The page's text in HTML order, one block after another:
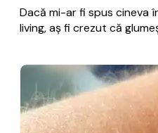
Dacă mi-ar fi spus cineva
living, aș fi crezut că